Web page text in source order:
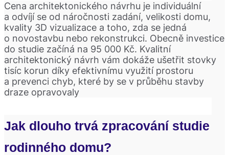
Cena architektonického návrhu je individuální
a odvíjí se od náročnosti zadání, velikosti domu,
kvality 3D vizualizace a toho, zda se jedná
o novostavbu nebo rekonstrukci. Obecně investice
do studie začíná na 95 000 Kč. Kvalitní
architektonický návrh vám dokáže ušetřit stovky
tisíc korun díky efektivnímu využití prostoru
a prevenci chyb, které by se v průběhu stavby
draze opravovaly
Jak dlouho trvá zpracování studie
rodinného domu?